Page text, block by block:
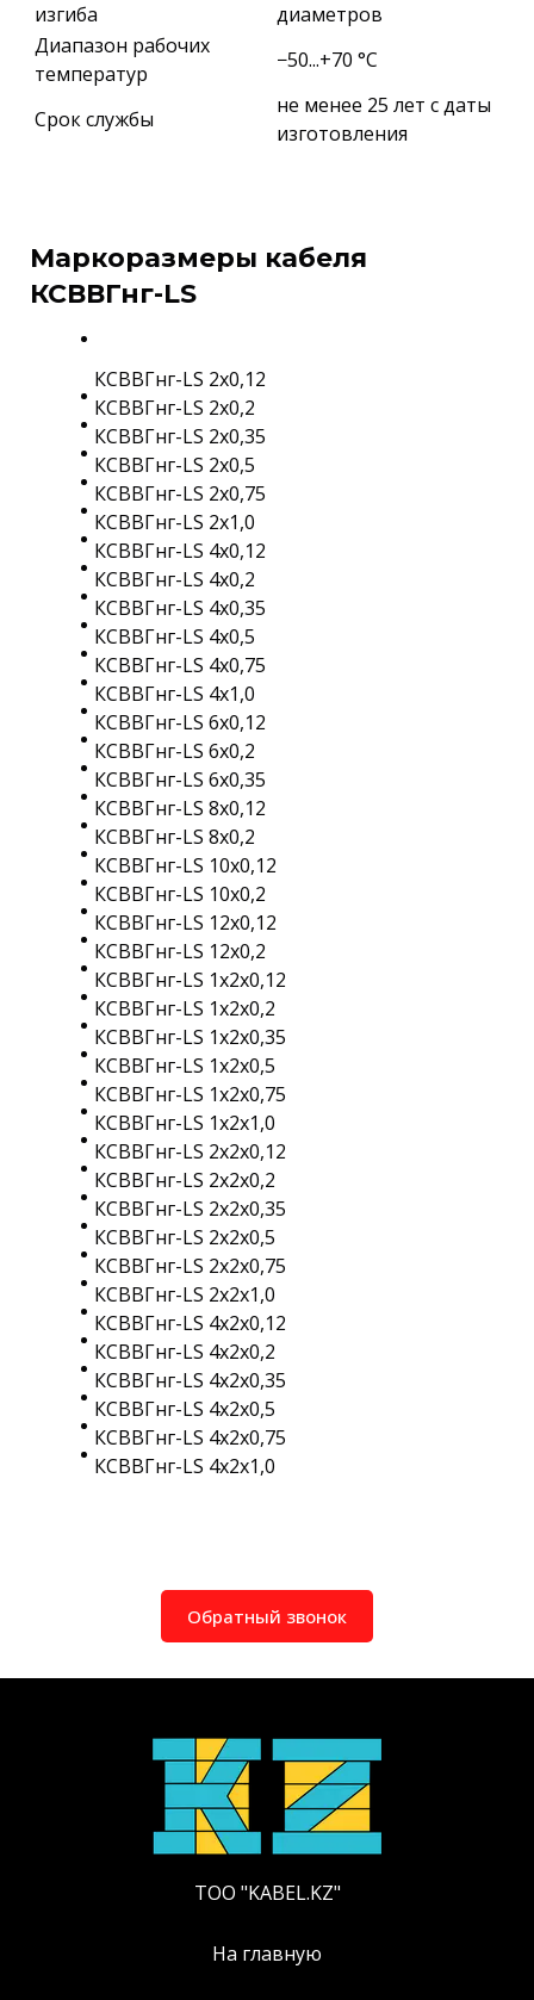
изгиба
диаметров
Диапазон рабочих
температур
−50...+70 °C
Срок службы
не менее 25 лет с даты
изготовления
Маркоразмеры кабеля
КСВВГнг-LS
КСВВГнг-LS 2х0,12
КСВВГнг-LS 2х0,2
КСВВГнг-LS 2х0,35
КСВВГнг-LS 2х0,5
КСВВГнг-LS 2х0,75
КСВВГнг-LS 2х1,0
КСВВГнг-LS 4х0,12
КСВВГнг-LS 4х0,2
КСВВГнг-LS 4х0,35
КСВВГнг-LS 4х0,5
КСВВГнг-LS 4х0,75
КСВВГнг-LS 4х1,0
КСВВГнг-LS 6х0,12
КСВВГнг-LS 6х0,2
КСВВГнг-LS 6х0,35
КСВВГнг-LS 8х0,12
КСВВГнг-LS 8х0,2
КСВВГнг-LS 10х0,12
КСВВГнг-LS 10х0,2
КСВВГнг-LS 12х0,12
КСВВГнг-LS 12х0,2
КСВВГнг-LS 1х2х0,12
КСВВГнг-LS 1х2х0,2
КСВВГнг-LS 1х2х0,35
КСВВГнг-LS 1х2х0,5
КСВВГнг-LS 1х2х0,75
КСВВГнг-LS 1х2х1,0
КСВВГнг-LS 2х2х0,12
КСВВГнг-LS 2х2х0,2
КСВВГнг-LS 2х2х0,35
КСВВГнг-LS 2х2х0,5
КСВВГнг-LS 2х2х0,75
КСВВГнг-LS 2х2х1,0
КСВВГнг-LS 4х2х0,12
КСВВГнг-LS 4х2х0,2
КСВВГнг-LS 4х2х0,35
КСВВГнг-LS 4х2х0,5
КСВВГнг-LS 4х2х0,75
КСВВГнг-LS 4х2х1,0
Обратный звонок
ТОО "KABEL.KZ"
На главную